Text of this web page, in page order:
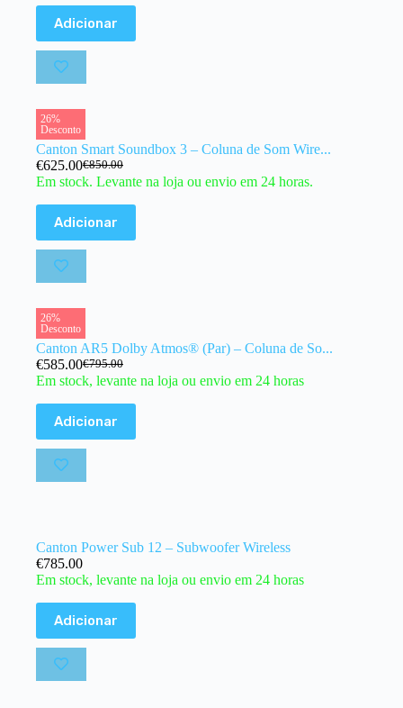
Adicionar
26%
Desconto
Canton Smart Soundbox 3 – Coluna de Som Wire...
€850.00
€625.00
Em stock. Levante na loja ou envio em 24 horas.
Adicionar
26%
Desconto
Canton AR5 Dolby Atmos® (Par) – Coluna de So...
€795.00
€585.00
Em stock, levante na loja ou envio em 24 horas
Adicionar
Canton Power Sub 12 – Subwoofer Wireless
€785.00
Em stock, levante na loja ou envio em 24 horas
Adicionar